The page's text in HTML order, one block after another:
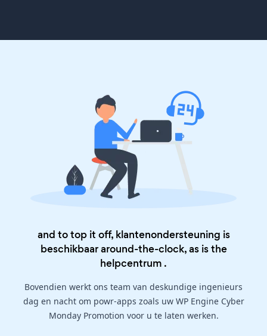
and to top it off, klantenondersteuning is
beschikbaar around-the-clock, as is the
helpcentrum .
Bovendien werkt ons team van deskundige ingenieurs
dag en nacht om powr-apps zoals uw WP Engine Cyber
Monday Promotion voor u te laten werken.